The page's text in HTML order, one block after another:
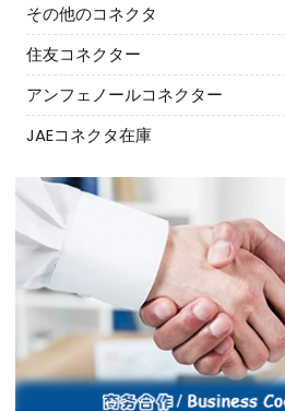
その他のコネクタ
住友コネクター
アンフェノールコネクター
JAEコネクタ在庫